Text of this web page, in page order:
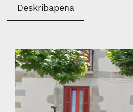
Deskribapena